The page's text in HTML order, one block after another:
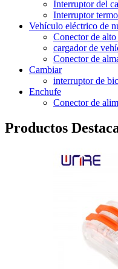
Interruptor del
Interruptor
Vehículo eléctrico de
Conector de
cargador de
Conector de
Cambiar
interruptor de
Enchufe
Conector de
Productos